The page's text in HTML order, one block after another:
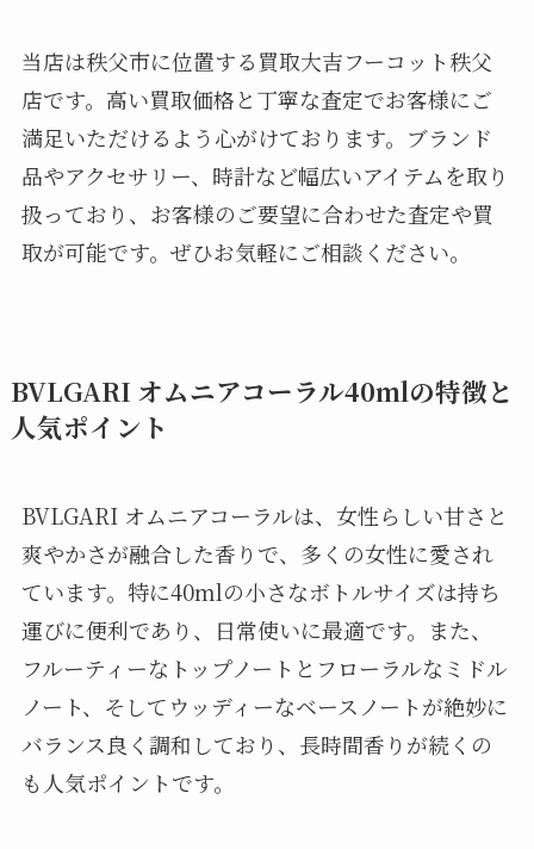
当店は秩父市に位置する買取大吉フーコット秩父
店です。高い買取価格と丁寧な査定でお客様にご
満足いただけるよう心がけております。ブランド
品やアクセサリー、時計など幅広いアイテムを取り
扱っており、お客様のご要望に合わせた査定や買
取が可能です。ぜひお気軽にご相談ください。
BVLGARI オムニアコーラル40mlの特徴と
人気ポイント
BVLGARI オムニアコーラルは、女性らしい甘さと
爽やかさが融合した香りで、多くの女性に愛され
ています。特に40mlの小さなボトルサイズは持ち
運びに便利であり、日常使いに最適です。また、
フルーティーなトップノートとフローラルなミドル
ノート、そしてウッディーなベースノートが絶妙に
バランス良く調和しており、長時間香りが続くの
も人気ポイントです。